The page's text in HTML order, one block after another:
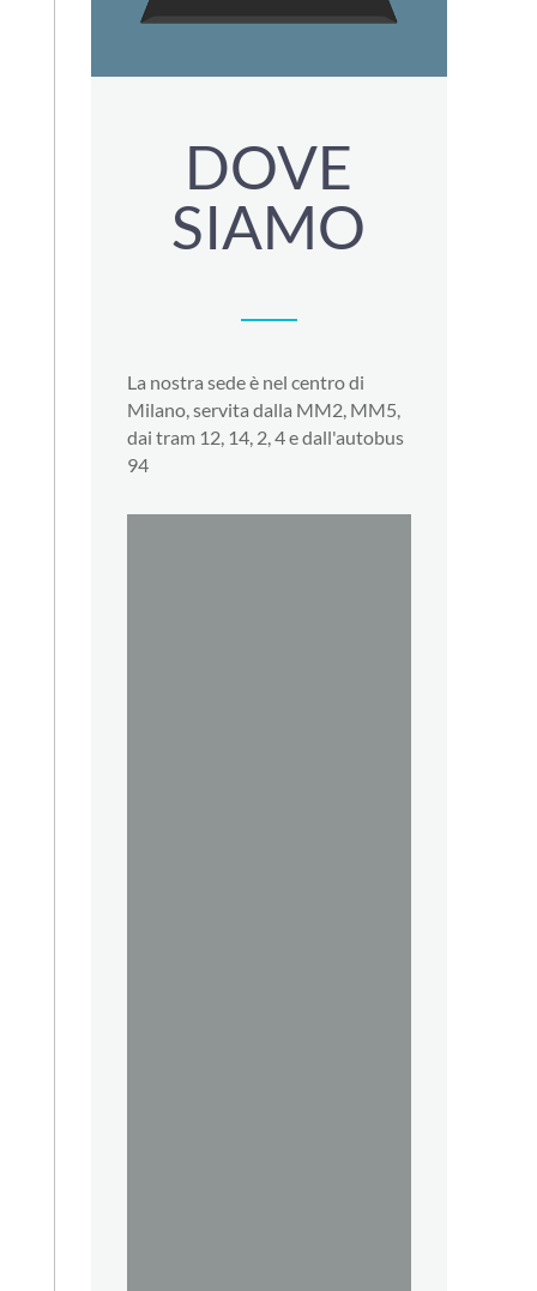
DOVE
SIAMO
La nostra sede è nel centro di
Milano, servita dalla MM2, MM5,
dai tram 12, 14, 2, 4 e dall'autobus
94